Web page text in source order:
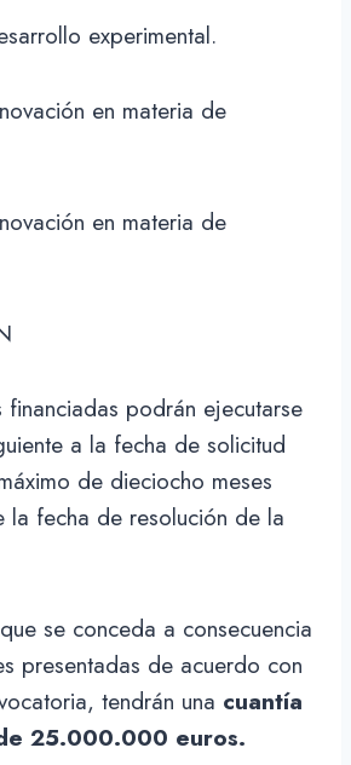
experimental.
en materia de
en materia de
financiadas podrán ejecutarse
a la fecha de solicitud
de dieciocho meses
la fecha de resolución de la
se conceda a consecuencia
presentadas de acuerdo con
tendrán una cuantía
25.000.000 euros.